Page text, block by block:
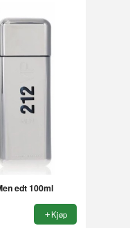
edt 100ml
Kjøp